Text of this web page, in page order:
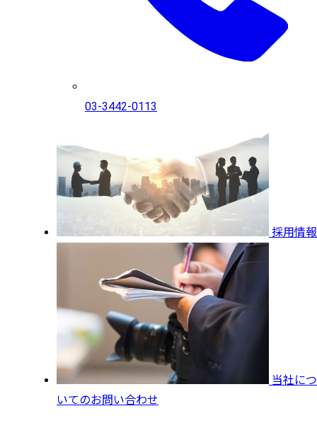
03-3442-0113
採用情報
当社につ
いてのお問い合わせ